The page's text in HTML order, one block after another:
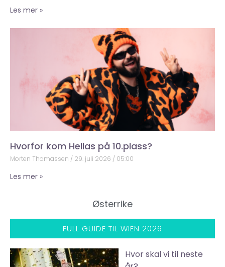
Les mer »
Hvorfor kom Hellas på 10.plass?
Morten Thomassen 29. juli 2026 05:00
Les mer »
Østerrike
FULL GUIDE TIL WIEN 2026
Hvor skal vi til neste